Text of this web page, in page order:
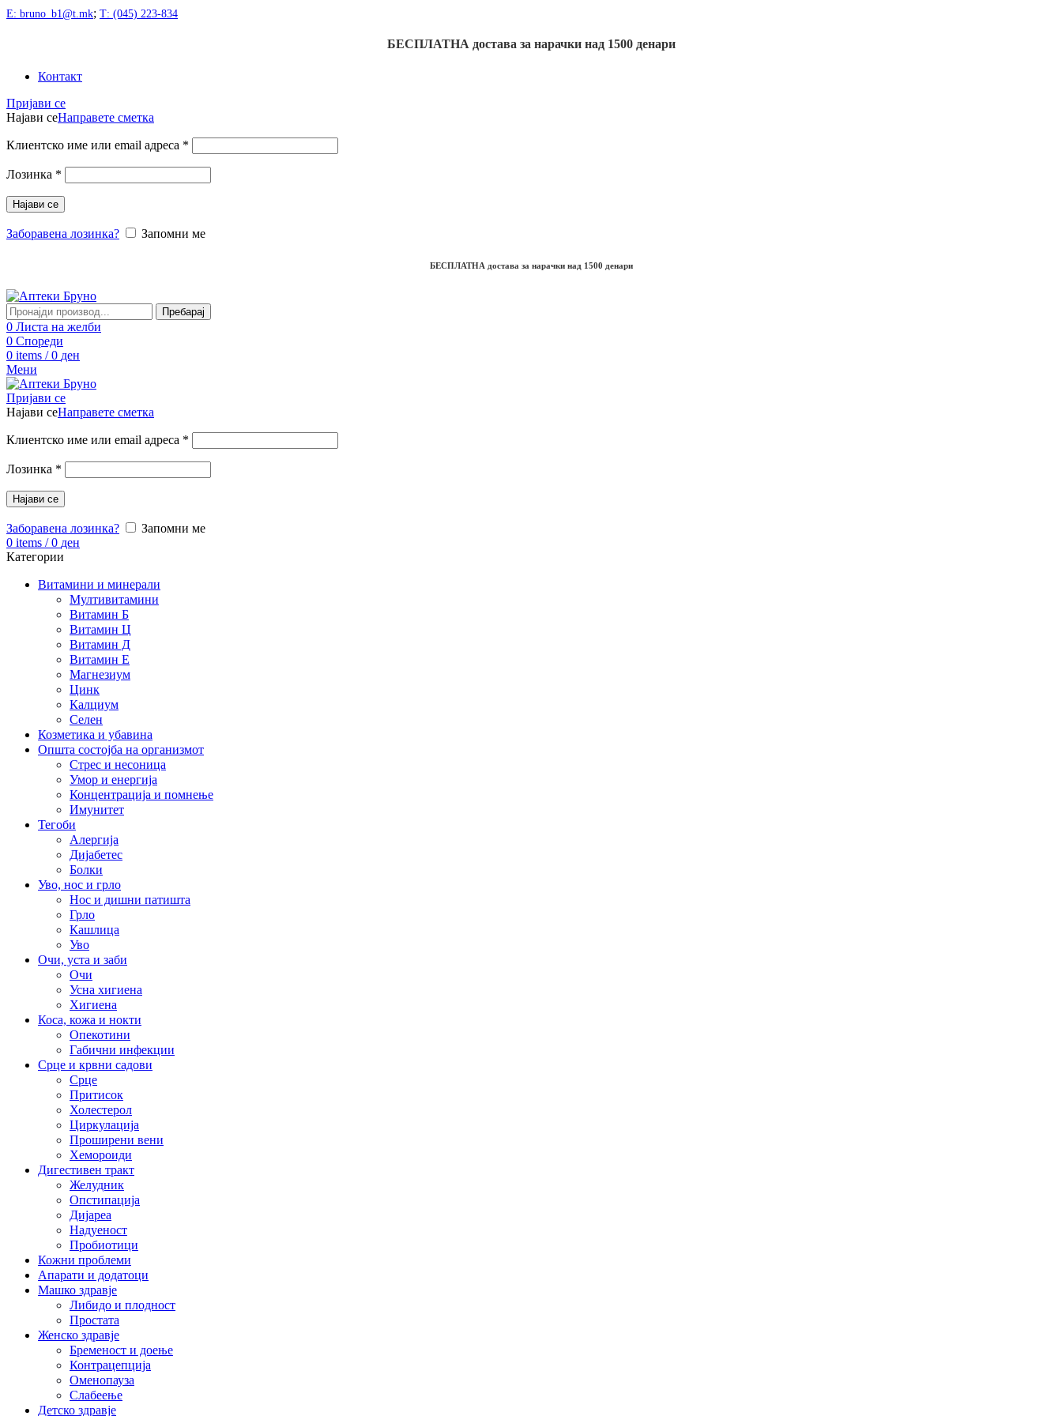
Е: bruno_b1@t.mk; Т: (045) 223-834
БЕСПЛАТНА достава за нарачки над 1500денари
Контакт
Пријави се
Најави сеНаправете сметка
Клиентско име или email адреса *
Лозинка *
Најави се
Заборавена лозинка? Запомни ме
БЕСПЛАТНА достава за нарачки над 1500 денари
Пребарај
0 Листа на желби
0 Спореди
0 items / 0 ден
Мени
Пријави се
Најави сеНаправете сметка
Клиентско име или email адреса *
Лозинка *
Најави се
Заборавена лозинка?
Запомни ме
0 items / 0 ден
Категории
Витамини и минерали
Мултивитамини
Витамин Б
Витамин Ц
Витамин Д
Витамин Е
Магнезиум
Цинк
Калциум
Селен
Козметика и убавина
Општа состојба на организмот
Стрес и несоница
Умор и енергија
Концентрација и помнење
Имунитет
Тегоби
Алергија
Дијабетес
Болки
Уво, нос и грло
Нос и дишни патишта
Грло
Кашлица
Уво
Очи, уста и заби
Очи
Усна хигиена
Хигиена
Коса, кожа и нокти
Опекотини
Габични инфекции
Срце и крвни садови
Срце
Притисок
Холестерол
Циркулација
Проширени вени
Хемороиди
Дигестивен тракт
Желудник
Опстипација
Дијареа
Надуеност
Пробиотици
Кожни проблеми
Апарати и додатоци
Машко здравје
Либидо и плодност
Простата
Женско здравје
Бременост и доење
Контрацепција
Оменопауза
Слабеење
Детско здравје